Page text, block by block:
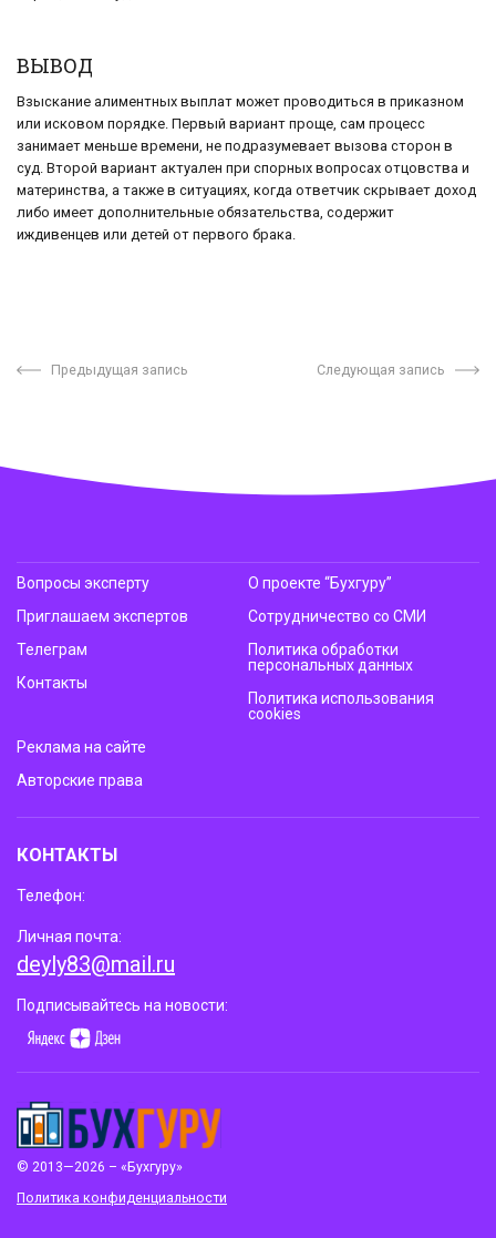
ВЫВОД
Взыскание алиментных выплат может проводиться в приказном
или исковом порядке. Первый вариант проще, сам процесс
занимает меньше времени, не подразумевает вызова сторон в
суд. Второй вариант актуален при спорных вопросах отцовства и
материнства, а также в ситуациях, когда ответчик скрывает доход
либо имеет дополнительные обязательства, содержит
иждивенцев или детей от первого брака.
Предыдущая запись Следующая запись
© 2013—2026 – «Бухгуру»
Политика конфиденциальности
Вопросы эксперту
Приглашаем экспертов
Телеграм
Контакты
О проекте “Бухгуру”
Сотрудничество со СМИ
Политика обработки
персональных данных
Политика использования
cookies
Реклама на сайте
Авторские права
КОНТАКТЫ
Телефон:
Личная почта:
deyly83@mail.ru
Подписывайтесь на новости: